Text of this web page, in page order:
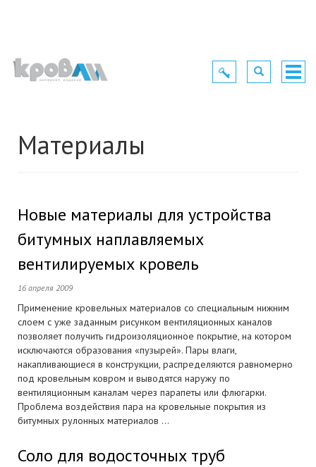
Toggle
navigation
Toggle
navigation
Материалы
Новые материалы для устройства
битумных наплавляемых
вентилируемых кровель
16 апреля 2009
Применение кровельных материалов со специальным нижним
слоем с уже заданным рисунком вентиляционных каналов
позволяет получить гидроизоляционное покрытие, на котором
исключаются образования «пузырей». Пары влаги,
накапливающиеся в конструкции, распределяются равномерно
под кровельным ковром и выводятся наружу по
вентиляционным каналам через парапеты или флюгарки.
Проблема воздействия пара на кровельные покрытия из
битумных рулонных материалов ...
Соло для водосточных труб